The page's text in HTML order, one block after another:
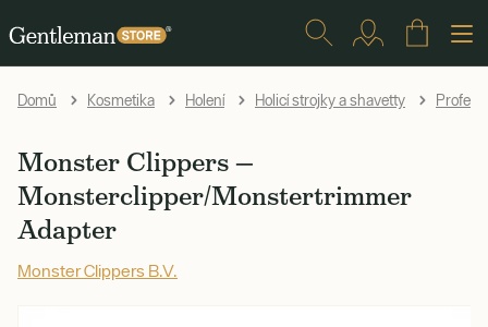
Domů Kosmetika Holení Holicí strojky a shavetty
Monster Clippers —
Monsterclipper/Monstertrimmer
Adapter
Monster Clippers B.V.